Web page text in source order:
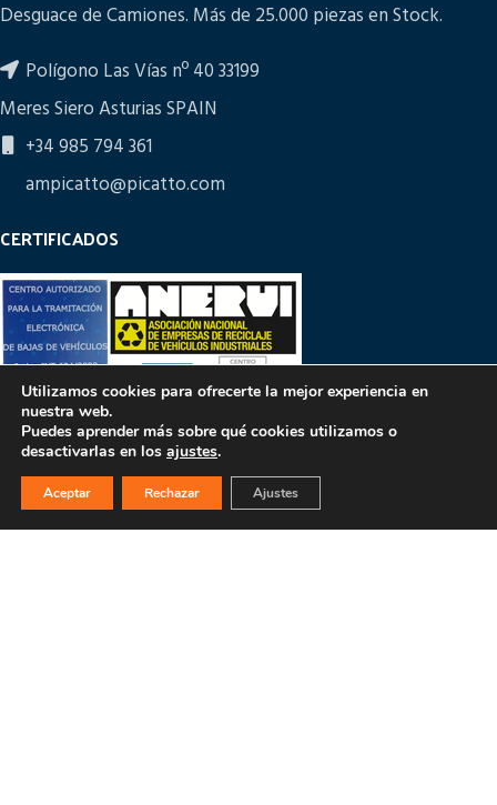
Desguace de Camiones. Más de 25.000 piezas en Stock.
Polígono Las Vías nº 40 33199
Meres Siero Asturias SPAIN
+34 985 794 361
ampicatto@picatto.com
CERTIFICADOS
PULSA PARA MÁS INFORMACIÓN
Utilizamos cookies para ofrecerte la mejor experiencia en
nuestra web.
Puedes aprender más sobre qué cookies utilizamos o
desactivarlas en los ajustes.
Aceptar Rechazar Ajustes